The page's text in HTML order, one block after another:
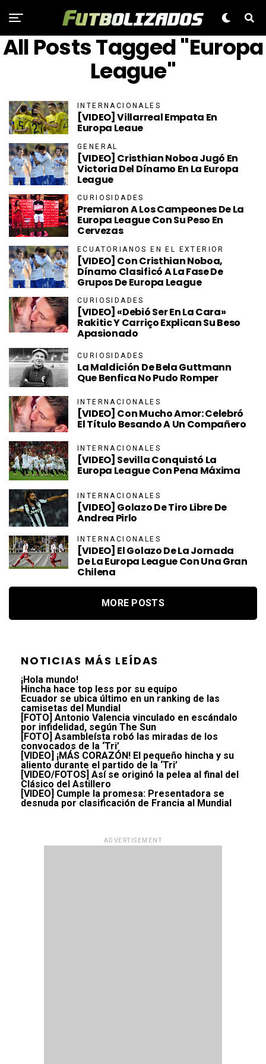
All Posts Tagged "Europa
League"
INTERNACIONALES
[VIDEO] Villarreal Empata En
Europa Leaue
GENERAL
[VIDEO] Cristhian Noboa Jugó En
Victoria Del Dínamo En La Europa
League
CURIOSIDADES
Premiaron A Los Campeones De La
Europa League Con Su Peso En
Cervezas
ECUATORIANOS EN EL EXTERIOR
[VIDEO] Con Cristhian Noboa,
Dínamo Clasificó A La Fase De
Grupos De Europa League
CURIOSIDADES
[VIDEO] «Debió Ser En La Cara»
Rakitic Y Carriço Explican Su Beso
Apasionado
CURIOSIDADES
La Maldición De Bela Guttmann
Que Benfica No Pudo Romper
INTERNACIONALES
[VIDEO] Con Mucho Amor: Celebró
El Título Besando A Un Compañero
INTERNACIONALES
[VIDEO] Sevilla Conquistó La
Europa League Con Pena Máxima
INTERNACIONALES
[VIDEO] Golazo De Tiro Libre De
Andrea Pirlo
INTERNACIONALES
[VIDEO] El Golazo De La Jornada
De La Europa League Con Una Gran
Chilena
MORE POSTS
NOTICIAS MÁS LEÍDAS
¡Hola mundo!
Hincha hace top less por su equipo
Ecuador se ubica último en un ranking de las
camisetas del Mundial
[FOTO] Antonio Valencia vinculado en escándalo
por infidelidad, según The Sun
[FOTO] Asambleísta robó las miradas de los
convocados de la ‘Tri’
[VIDEO] ¡MÁS CORAZÓN! El pequeño hincha y su
aliento durante el partido de la ‘Tri’
[VIDEO/FOTOS] Así se originó la pelea al final del
Clásico del Astillero
[VIDEO] Cumple la promesa: Presentadora se
desnuda por clasificación de Francia al Mundial
ADVERTISEMENT